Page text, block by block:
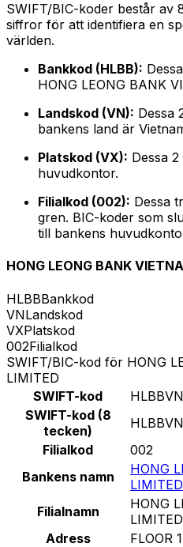
SWIFT/BIC-koder består av
siffror för att identifiera en
världen.
Bankkod (HLBB):
HONG LEONG BANK
Landskod (VN): Dessa
bankens land är
Platskod (VX): Dessa
huvudkontor.
Filialkod (002): Dessa
gren. BIC-koder som
till bankens
HONG LEONG BANK
HLBBBankkod
VNLandskod
VXPlatskod
002Filialkod
SWIFT/BIC-kod för HONG
LIMITED
SWIFT-kod
SWIFT-kod (8
tecken)
Filialkod
002
Bankens namn
HONG
LIMITED
Filialnamn
HONG
LIMITED
Adress
FLOOR